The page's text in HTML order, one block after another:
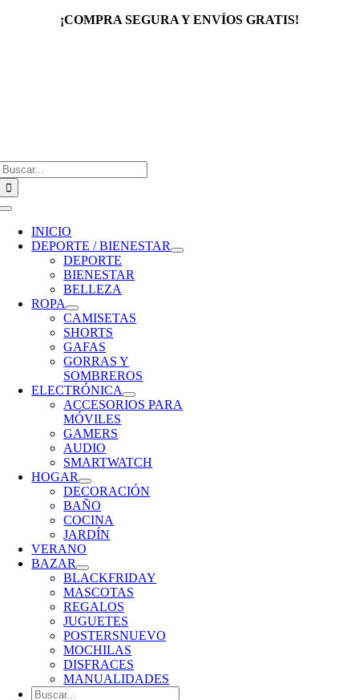
¡COMPRA SEGURA Y ENVÍOS GRATIS!
Toggle
Navigation
INICIO
DEPORTE / BIENESTAR
DEPORTE
BIENESTAR
BELLEZA
ROPA
CAMISETAS
SHORTS
GAFAS
GORRAS Y
SOMBREROS
ELECTRÓNICA
ACCESORIOS PARA
MÓVILES
GAMERS
AUDIO
SMARTWATCH
HOGAR
DECORACIÓN
BAÑO
COCINA
JARDÍN
VERANO
BAZAR
BLACKFRIDAY
MASCOTAS
REGALOS
JUGUETES
POSTERSNUEVO
MOCHILAS
DISFRACES
MANUALIDADES
Buscar: